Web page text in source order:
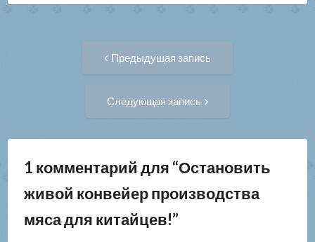
НавигацияПредыдущая запись
Следующая запись
1 комментарий для “Остановить
живой конвейер производства
мяса для китайцев!”